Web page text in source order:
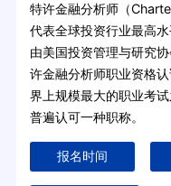
特许金融分析师（
代表全球投资行业最高
由美国投资管理与研究
许金融分析师职业资格
界上规模最大的职业考
普遍认可一种职称。
报名时间